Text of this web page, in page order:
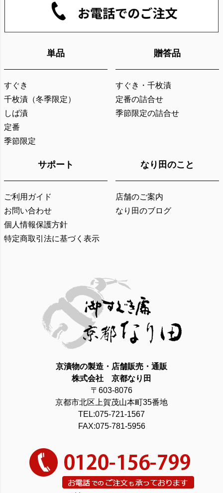
単品
すぐき
千枚漬（冬季限定）
しば漬
定番
季節限定
贈答品
すぐき・千枚漬
定番の詰合せ
季節限定の詰合せ
サポート
ご利用ガイド
お問い合わせ
個人情報保護方針
特定商取引法に基づく表示
なり田のこと
店舗のご案内
なり田のブログ
京漬物の製造・店舗販売・通販
株式会社 京都なり田
〒603-8076
京都市北区上賀茂山本町35番地
TEL:075-721-1567
FAX:075-781-5956